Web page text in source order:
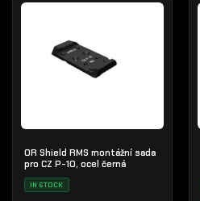
OR Shield RMS montážní sada
pro CZ P-10, ocel černá
IN STOCK